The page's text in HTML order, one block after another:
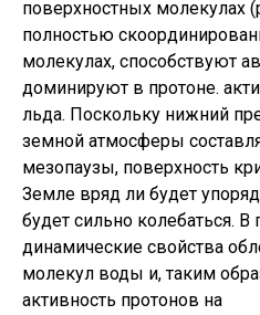
поверхностных молекулах
полностью
молекулах, способствуют
доминируют в протоне.
льда. Поскольку нижний
земной атмосферы
мезопаузы, поверхность
Земле вряд ли будет
будет сильно колебаться. В
динамические свойства
молекул воды и, таким
активность протонов на